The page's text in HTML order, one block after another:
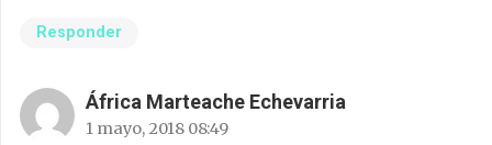
Responder
África Marteache Echevarria
1 mayo, 2018 08:49